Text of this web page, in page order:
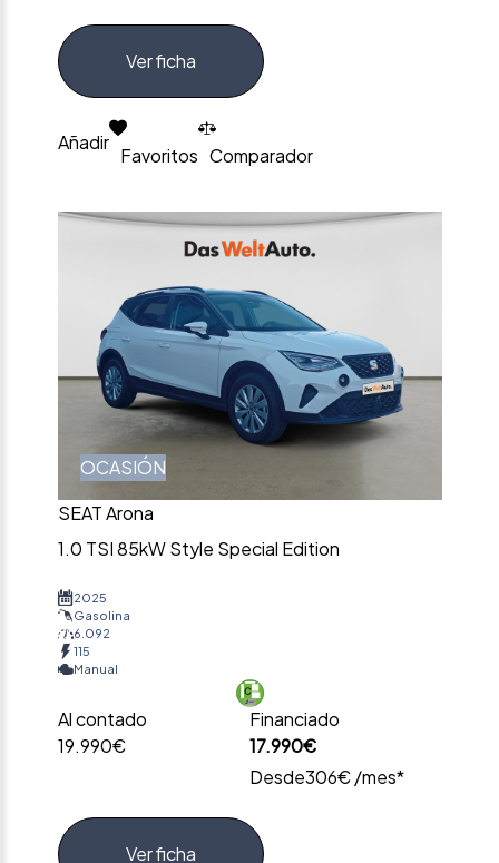
Ver ficha
Añadir
Favoritos Comparador
OCASIÓN
SEAT Arona
1.0 TSI 85kW Style Special Edition
2025
Gasolina
6.092
115
Manual
Al contado
19.990€
Financiado
17.990€
Desde306€ /mes*
Ver ficha